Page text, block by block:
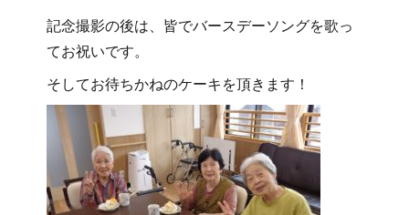
記念撮影の後は、皆でバースデーソングを歌っ
てお祝いです。
そしてお待ちかねのケーキを頂きます！